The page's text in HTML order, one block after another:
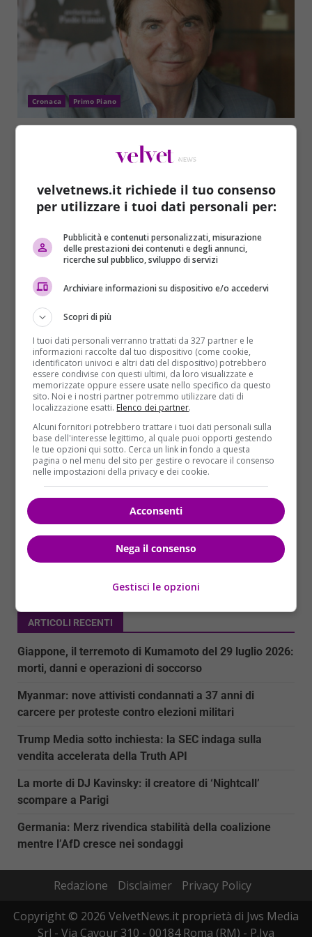
Cronaca Primo Piano
in tv alla malattia
Paolo Limiti, noto conduttore e produttore televisivo
italiano, si è spento oggi martedì 27 giugno 2017,
Read More
Mondo
Simona Ventura contro Nicola Carraro? Lei
l’ha bloccato su Instagram
Redazione 30/01/2015
L’Isola dei Famosi continua a fare danni. Dopo la
falsa partenza della prima puntata a causa un...
ARTICOLI RECENTI
Giappone, il terremoto di Kumamoto del 29 luglio 2026:
morti, danni e operazioni di soccorso
Myanmar: nove attivisti condannati a 37 anni di
carcere per proteste contro elezioni militari
Trump Media sotto inchiesta: la SEC indaga sulla
vendita accelerata della Truth API
La morte di DJ Kavinsky: il creatore di ‘Nightcall’
scompare a Parigi
Germania: Merz rivendica stabilità della coalizione
mentre l’AfD cresce nei sondaggi
Redazione Disclaimer
Privacy Policy
Copyright © 2026 VelvetNews.it proprietà di Jws Media
Srl - Via Cavour 310 - 00184 Roma (RM) - P.Iva
velvetnews.it richiede il tuo consenso
per utilizzare i tuoi dati personali per:
Pubblicità e contenuti personalizzati, misurazione
delle prestazioni dei contenuti e degli annunci,
ricerche sul pubblico, sviluppo di servizi
Archiviare informazioni su dispositivo e/o accedervi
Scopri di più
I tuoi dati personali verranno trattati da 327 partner e le
informazioni raccolte dal tuo dispositivo (come cookie,
identificatori univoci e altri dati del dispositivo) potrebbero
essere condivise con questi ultimi, da loro visualizzate e
memorizzate oppure essere usate nello specifico da questo
sito. Noi e i nostri partner potremmo utilizzare dati di
localizzazione esatti. Elenco dei partner.
Alcuni fornitori potrebbero trattare i tuoi dati personali sulla
base dell'interesse legittimo, al quale puoi opporti gestendo
le tue opzioni qui sotto. Cerca un link in fondo a questa
pagina o nel menu del sito per gestire o revocare il consenso
nelle impostazioni della privacy e dei cookie.
Acconsenti
Nega il consenso
Gestisci le opzioni